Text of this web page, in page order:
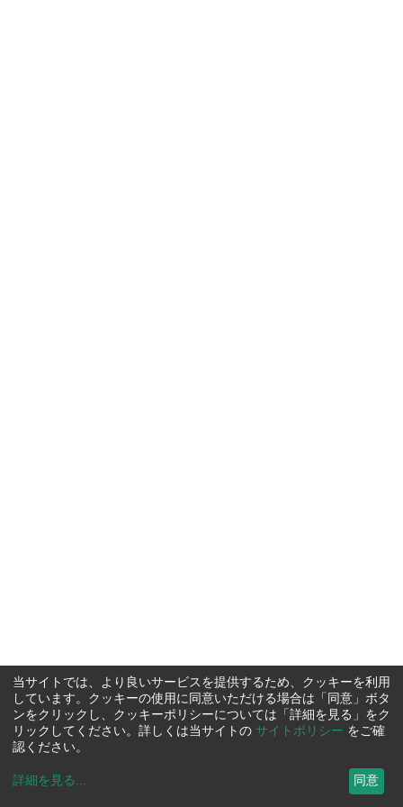
当サイトでは、より良いサービスを提供するため、クッキーを利用
しています。クッキーの使用に同意いただける場合は「同意」ボタ
ンをクリックし、クッキーポリシーについては「詳細を見る」をク
リックしてください。詳しくは当サイトの サイトポリシー をご確
認ください。
詳細を見る ... 同意